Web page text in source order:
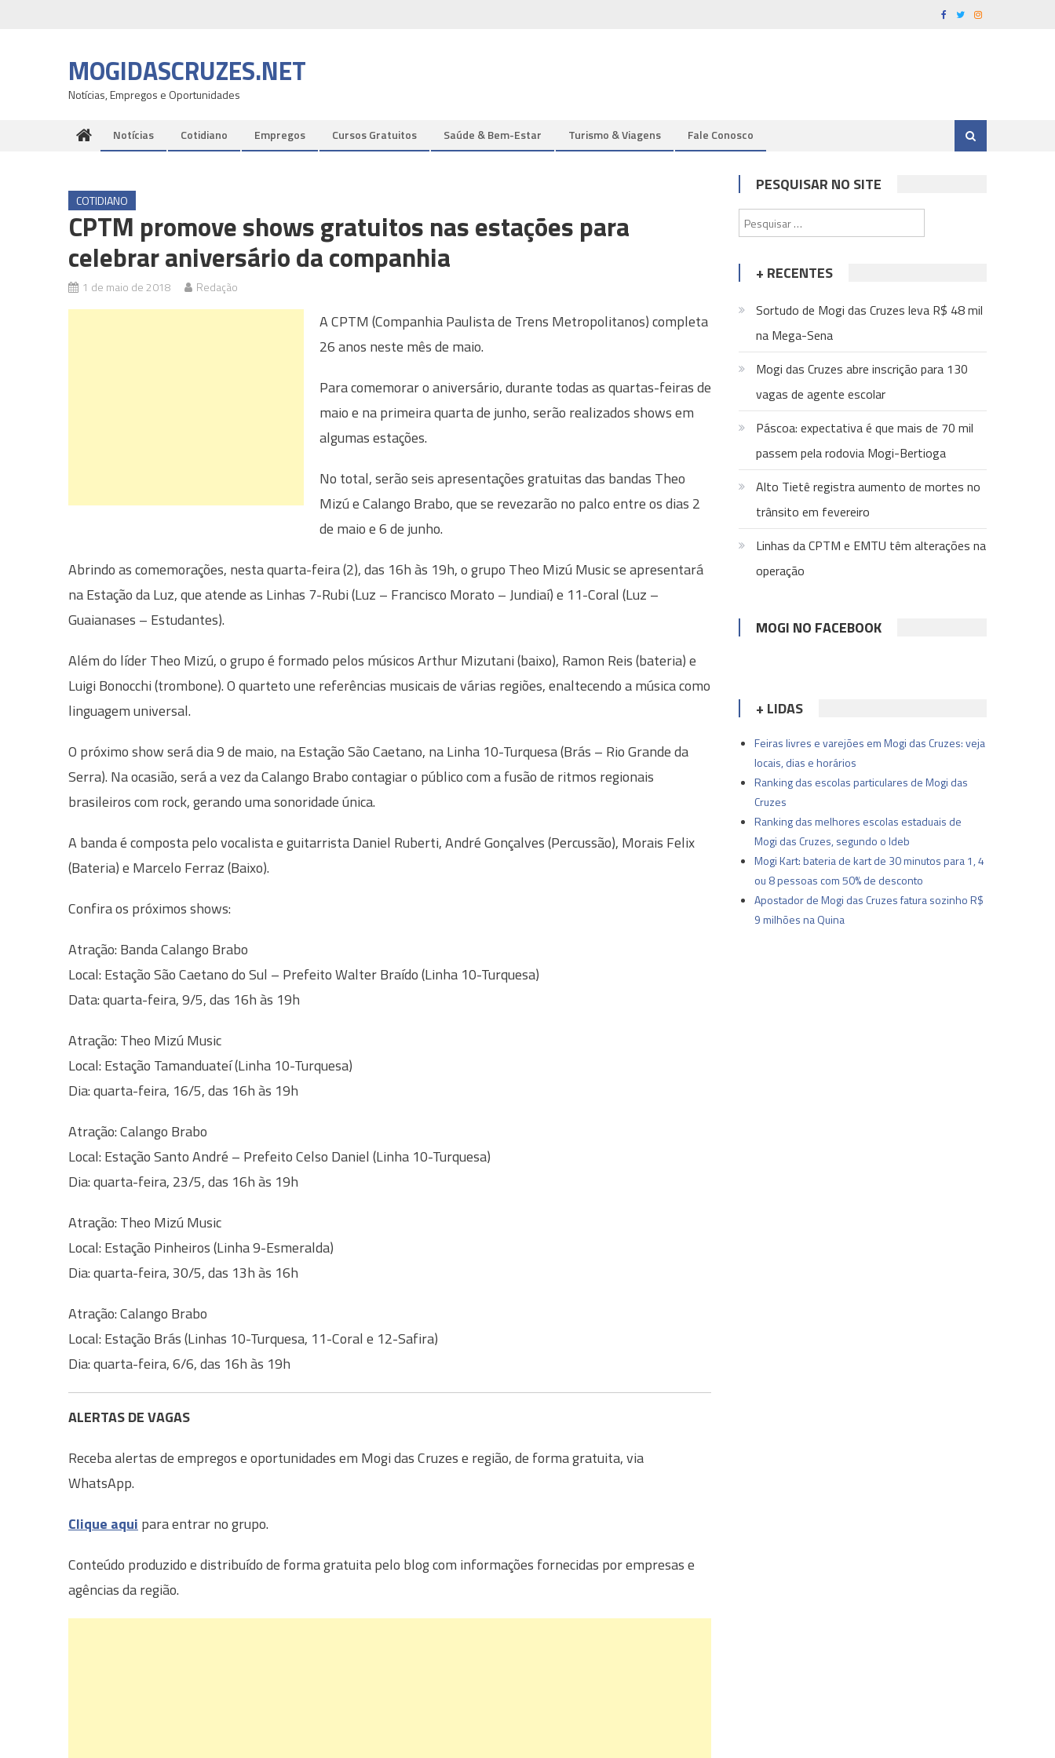
MOGIDASCRUZES.NET
Notícias, Empregos e Oportunidades
Notícias Cotidiano Empregos Cursos Gratuitos Saúde & Bem-Estar Turismo & Viagens Fale Conosco
COTIDIANO
CPTM promove shows gratuitos nas estações para
celebrar aniversário da companhia
1 de maio de 2018 Redação
A CPTM (Companhia Paulista de Trens Metropolitanos) completa
26 anos neste mês de maio.
Para comemorar o aniversário, durante todas as quartas-feiras de
maio e na primeira quarta de junho, serão realizados shows em
algumas estações.
No total, serão seis apresentações gratuitas das bandas Theo
Mizú e Calango Brabo, que se revezarão no palco entre os dias 2
de maio e 6 de junho.
Abrindo as comemorações, nesta quarta-feira (2), das 16h às 19h, o grupo Theo Mizú Music se apresentará
na Estação da Luz, que atende as Linhas 7-Rubi (Luz – Francisco Morato – Jundiaí) e 11-Coral (Luz –
Guaianases – Estudantes).
Além do líder Theo Mizú, o grupo é formado pelos músicos Arthur Mizutani (baixo), Ramon Reis (bateria) e
Luigi Bonocchi (trombone). O quarteto une referências musicais de várias regiões, enaltecendo a música como
linguagem universal.
O próximo show será dia 9 de maio, na Estação São Caetano, na Linha 10-Turquesa (Brás – Rio Grande da
Serra). Na ocasião, será a vez da Calango Brabo contagiar o público com a fusão de ritmos regionais
brasileiros com rock, gerando uma sonoridade única.
A banda é composta pelo vocalista e guitarrista Daniel Ruberti, André Gonçalves (Percussão), Morais Felix
(Bateria) e Marcelo Ferraz (Baixo).
Confira os próximos shows:
Atração: Banda Calango Brabo
Local: Estação São Caetano do Sul – Prefeito Walter Braído (Linha 10-Turquesa)
Data: quarta-feira, 9/5, das 16h às 19h
Atração: Theo Mizú Music
Local: Estação Tamanduateí (Linha 10-Turquesa)
Dia: quarta-feira, 16/5, das 16h às 19h
Atração: Calango Brabo
Local: Estação Santo André – Prefeito Celso Daniel (Linha 10-Turquesa)
Dia: quarta-feira, 23/5, das 16h às 19h
Atração: Theo Mizú Music
Local: Estação Pinheiros (Linha 9-Esmeralda)
Dia: quarta-feira, 30/5, das 13h às 16h
Atração: Calango Brabo
Local: Estação Brás (Linhas 10-Turquesa, 11-Coral e 12-Safira)
Dia: quarta-feira, 6/6, das 16h às 19h
ALERTAS DE VAGAS
Receba alertas de empregos e oportunidades em Mogi das Cruzes e região, de forma gratuita, via
WhatsApp.
Clique aqui para entrar no grupo.
Conteúdo produzido e distribuído de forma gratuita pelo blog com informações fornecidas por empresas e
agências da região.
PESQUISAR NO SITE
por:
+ RECENTES
Sortudo de Mogi das Cruzes leva R$ 48 mil
na Mega-Sena
Mogi das Cruzes abre inscrição para 130
vagas de agente escolar
Páscoa: expectativa é que mais de 70 mil
passem pela rodovia Mogi-Bertioga
Alto Tietê registra aumento de mortes no
trânsito em fevereiro
Linhas da CPTM e EMTU têm alterações na
operação
MOGI NO FACEBOOK
+ LIDAS
Feiras livres e varejões em Mogi das Cruzes: veja
locais, dias e horários
Ranking das escolas particulares de Mogi das
Cruzes
Ranking das melhores escolas estaduais de
Mogi das Cruzes, segundo o Ideb
Mogi Kart: bateria de kart de 30 minutos para 1, 4
ou 8 pessoas com 50% de desconto
Apostador de Mogi das Cruzes fatura sozinho R$
9 milhões na Quina